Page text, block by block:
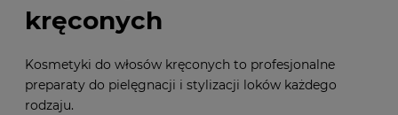
kręconych
Kosmetyki do włosów kręconych to profesjonalne
preparaty do pielęgnacji i stylizacji loków każdego
rodzaju.